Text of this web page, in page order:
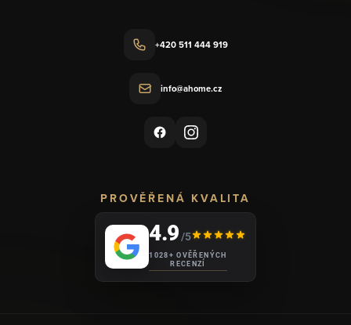
+420 511 444 919
info@ahome.cz
PROVĚŘENÁ KVALITA
4.9/5
1028+ OVĚŘENÝCH
RECENZÍ